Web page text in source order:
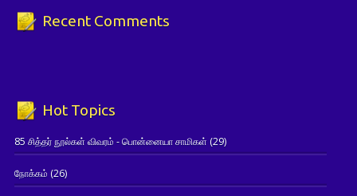
Recent Comments
Hot Topics
85 சித்தர் நூல்கள் விவரம் - பொன்னையா சாமிகள் (29)
நோக்கம் (26)